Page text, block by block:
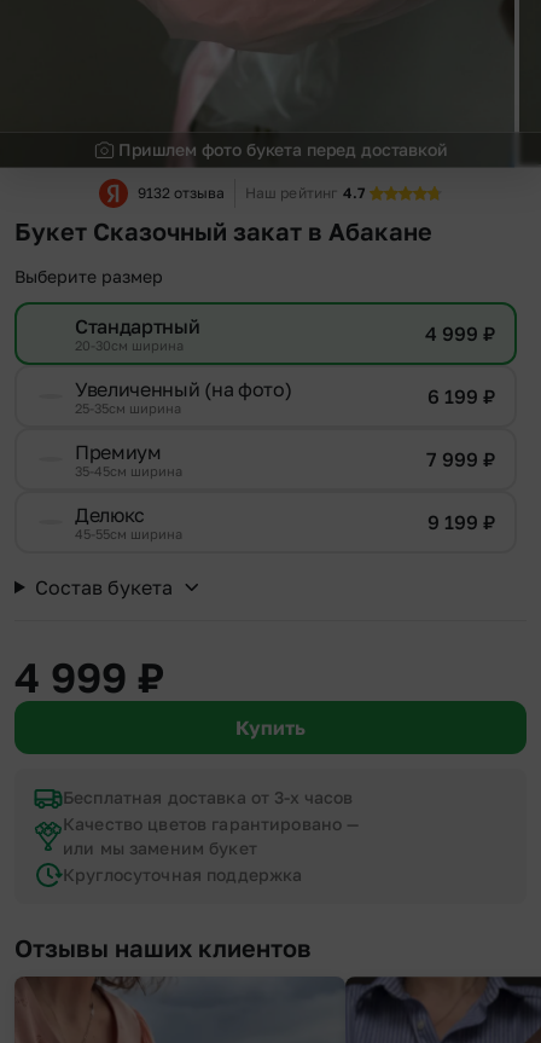
Пришлем фото букета перед доставкой
9132 отзыва Наш рейтинг 4.7
Букет Сказочный закат в Абакане
Выберите размер
Стандартный
20-30см ширина 4 999 ₽
Увеличенный (на фото)
25-35см ширина 6 199 ₽
Премиум
35-45см ширина 7 999 ₽
Делюкс
45-55см ширина 9 199 ₽
Состав букета
4 999 ₽
Купить
Бесплатная доставка от 3-х часов
Качество цветов гарантировано —
или мы заменим букет
Круглосуточная поддержка
Отзывы наших клиентов